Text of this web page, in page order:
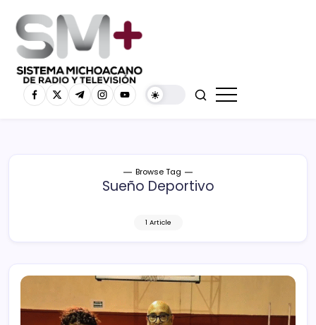
Browse Tag
Sueño Deportivo
1 Article